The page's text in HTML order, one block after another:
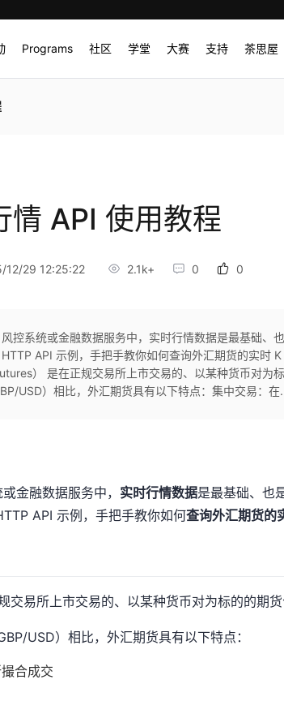
Programs 社区 学堂 大赛 支持 茶思屋
情 API 使用教程
12/29 12:25:22 2.1k+ 0 0
风控系统或金融数据服务中，实时行情数据是最基础、
API 示例，手把手教你如何查询外汇期货的实时 K
） 是在正规交易所上市交易的、以某种货币对为标
USD）相比，外汇期货具有以下特点：集中交易：在
金融数据服务中， 实时行情数据是最基础、也
API 示例，手把手教你如何查询外汇期货的
交易所上市交易的、以某种货币对为标的的期货
USD）相比，外汇期货具有以下特点：
合成交